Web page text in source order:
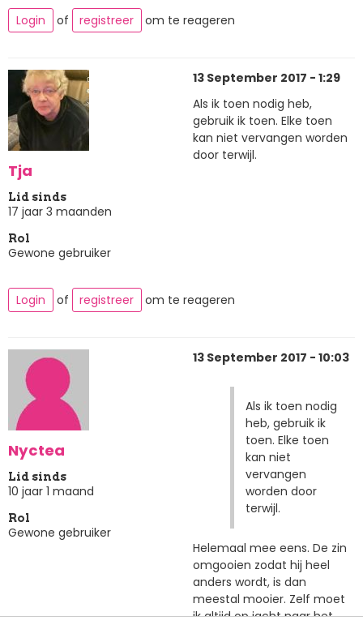
Login
of registreer om te reageren
Tja
Lid sinds
17 jaar 3 maanden
Rol
Gewone gebruiker
13 September 2017 - 1:29
Als ik toen nodig heb,
gebruik ik toen. Elke toen
kan niet vervangen worden
door terwijl.
Login of registreer om te reageren
Nyctea
Lid sinds
10 jaar 1 maand
Rol
Gewone gebruiker
13 September 2017 - 10:03
Als ik toen nodig
heb, gebruik ik
toen. Elke toen
kan niet
vervangen
worden door
terwijl.
Helemaal mee eens. De zin
omgooien zodat hij heel
anders wordt, is dan
meestal mooier. Zelf moet
ik altijd op jacht naar het